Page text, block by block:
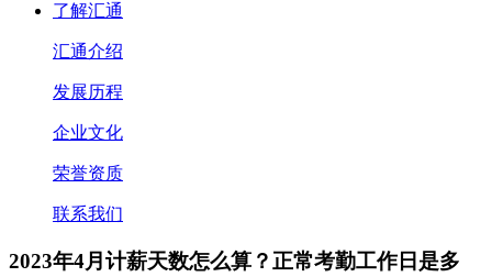
了解汇通
汇通介绍
发展历程
企业文化
荣誉资质
联系我们
2023年4月计薪天数怎么算？正常考勤工作日是多